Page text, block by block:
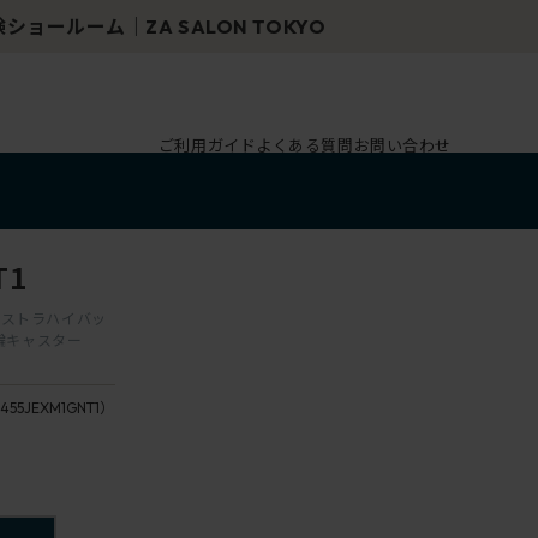
ご利用ガイド よくある質問お問い合わせ
トラハイバッ
キャスター
）